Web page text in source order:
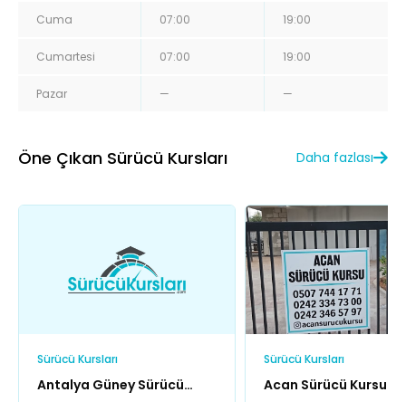
Cuma 07:00 19:00
Cumartesi 07:00 19:00
Pazar — —
Öne Çıkan Sürücü Kursları Daha fazlası
Sürücü Kursları
Antalya Güney Sürücü
Sürücü Kursları
Acan Sürücü Kursu